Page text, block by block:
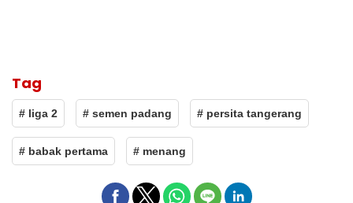
Tag
# liga 2 # semen padang # persita tangerang
# babak pertama # menang